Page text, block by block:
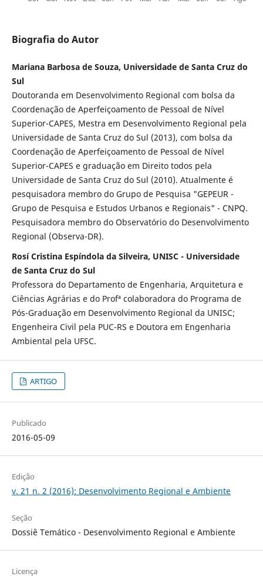
Biografia do Autor
Mariana Barbosa de Souza, Universidade de Santa Cruz do
Sul
Doutoranda em Desenvolvimento Regional com bolsa da
Coordenação de Aperfeiçoamento de Pessoal de Nível
Superior-CAPES, Mestra em Desenvolvimento Regional pela
Universidade de Santa Cruz do Sul (2013), com bolsa da
Coordenação de Aperfeiçoamento de Pessoal de Nível
Superior-CAPES e graduação em Direito todos pela
Universidade de Santa Cruz do Sul (2010). Atualmente é
pesquisadora membro do Grupo de Pesquisa "GEPEUR -
Grupo de Pesquisa e Estudos Urbanos e Regionais" - CNPQ.
Pesquisadora membro do Observatório do Desenvolvimento
Regional (Observa-DR).
Rosí Cristina Espíndola da Silveira, UNISC - Universidade
de Santa Cruz do Sul
Professora do Departamento de Engenharia, Arquitetura e
Ciências Agrárias e do Profª colaboradora do Programa de
Pós-Graduação em Desenvolvimento Regional da UNISC;
Engenheira Civil pela PUC-RS e Doutora em Engenharia
Ambiental pela UFSC.
ARTIGO
Publicado
2016-05-09
Edição
v. 21 n. 2 (2016): Desenvolvimento Regional e Ambiente
Seção
Dossiê Temático - Desenvolvimento Regional e Ambiente
Licença